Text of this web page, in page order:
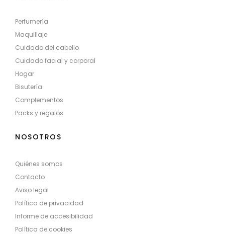
Perfumería
Maquillaje
Cuidado del cabello
Cuidado facial y corporal
Hogar
Bisutería
Complementos
Packs y regalos
NOSOTROS
Quiénes somos
Contacto
Aviso legal
Política de privacidad
Informe de accesibilidad
Política de cookies